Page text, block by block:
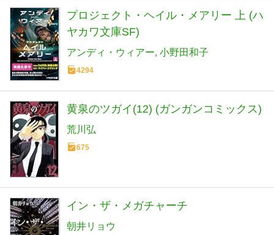
プロジェクト・ヘイル・メアリー 上 (ハ
ヤカワ文庫SF)
アンディ・ウィアー 小野田和子
4294
黄泉のツガイ(12) (ガンガンコミックス)
荒川弘
675
イン・ザ・メガチャーチ
朝井リョウ